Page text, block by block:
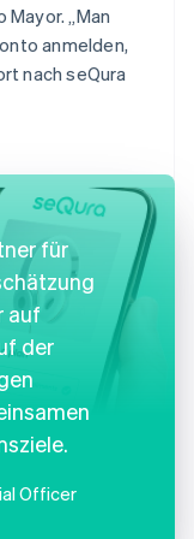
„Man
anmelden,
nach seQura
für
auf
der
Officer